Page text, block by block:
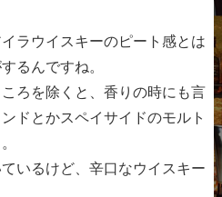
ラウイスキーのピート感とは
るんですね。
ろを除くと、香りの時にも言
ドとかスペイサイドのモルト
いるけど、辛口なウイスキー